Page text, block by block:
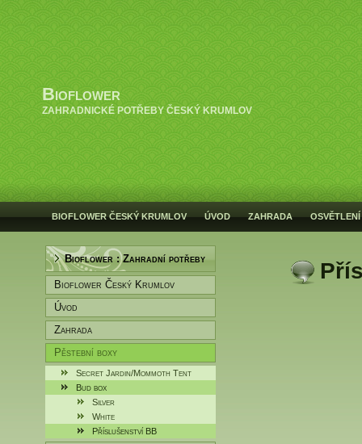
Bioflower
ZAHRADNICKÉ POTŘEBY ČESKÝ KRUMLOV
BIOFLOWER ČESKÝ KRUMLOV ÚVOD ZAHRADA OSVĚTLENÍ
Bioflower : Zahradní potřeby
Bioflower Český Krumlov
Úvod
Zahrada
Pěstební boxy
Secret Jardin/Mommoth Tent
Bud box
Silver
White
Příslušenství BB